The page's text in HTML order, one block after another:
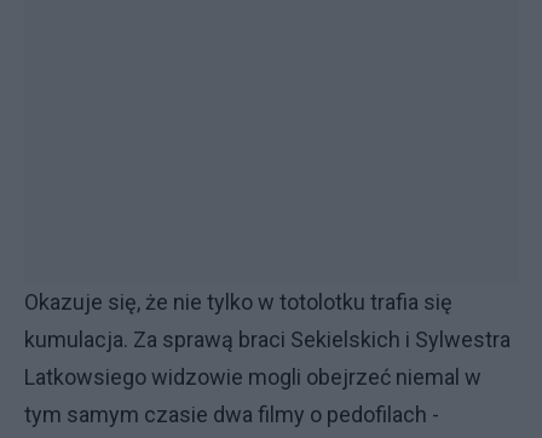
Okazuje się, że nie tylko w totolotku trafia się
kumulacja. Za sprawą braci Sekielskich i Sylwestra
Latkowsiego widzowie mogli obejrzeć niemal w
tym samym czasie dwa filmy o pedofilach -